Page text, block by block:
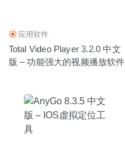
应用软件
Total Video Player 3.2.0 中文
版 – 功能强大的视频播放软件